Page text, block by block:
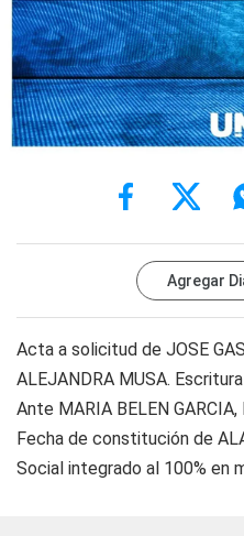
Agregar
Acta a solicitud de JOSE
ALEJANDRA MUSA.
Ante MARIA BELEN
Fecha de constitución de
Social integrado al 100% en